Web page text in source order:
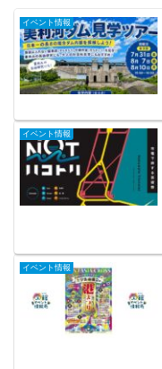
イベント情報
イベント情報
イベント情報